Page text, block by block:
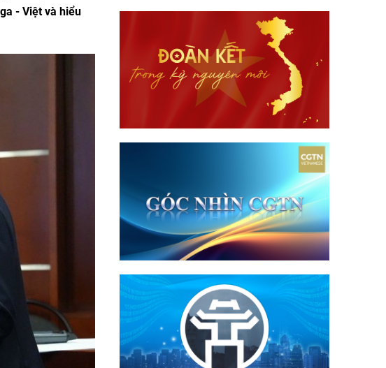
- Việt và hiểu